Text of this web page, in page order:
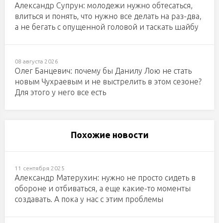
Александр Супрун: молодежи нужно обтесаться,
влиться и понять, что нужно все делать на раз-два,
а не бегать с опущенной головой и таскать шайбу
08 августа 2026
Олег Банцевич: почему бы Данилу Лою не стать
новым Чухраевым и не выстрелить в этом сезоне?
Для этого у него все есть
Похожие новости
11 сентября 2025
Александр Матерухин: нужно не просто сидеть в
обороне и отбиваться, а еще какие-то моменты
создавать. А пока у нас с этим проблемы